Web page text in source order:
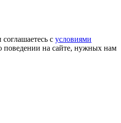
с условиями
поведении на сайте, нужных нам